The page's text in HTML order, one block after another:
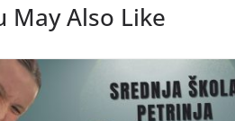
May Also Like